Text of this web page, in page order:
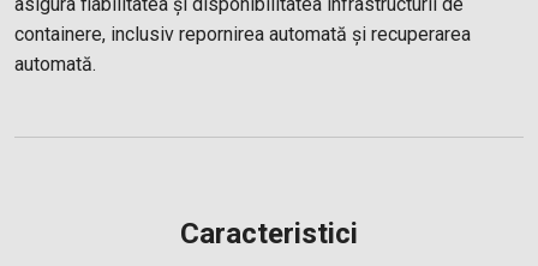
containere, inclusiv repornirea automată și recuperarea
automată.
Caracteristici